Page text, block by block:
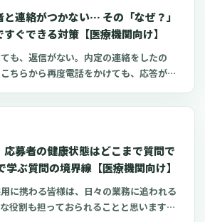
制度に沿って一つひとつ準備を進めるこ
け入れは決して“特別扱い”が必要なもの
。外国人材の受け入れが初めての施設で
イントに絞って、制度の全体像、就労前
そして現場での指導体制の具体的な設計
連絡がつかない… その「なぜ？」
ぐできる対策【医療機関向け】
も、返信がない。内定の連絡をしたの
ちらから再度電話をかけても、応答がな
しょうか。採用の現場では、応募者から
念ながら珍しいことではありません。厚
、看護師を含む「保健師、助産師、看護
近年2倍前後で推移しており、これは全職
水準です。つまり、一人の看護師さんに
状況といえます。このような状況で、合
時間をかけてしまうと、その間に応募者
募者の健康状態はどこまで質問で
学ぶ質問の境界線【医療機関向け】
に携わる皆様は、日々の業務に追われる
役割も担っておられることと思います。